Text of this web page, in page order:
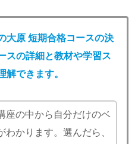
大原 短期合格コースの決
スの詳細と教材や学習ス
解できます。
座の中から自分だけのベ
わかります。選んだら、